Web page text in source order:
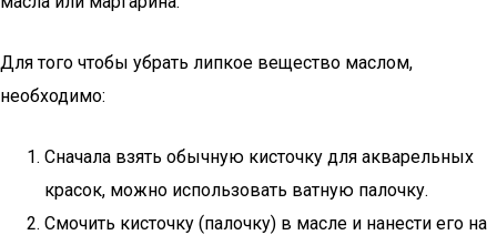
Для того чтобы убрать липкое вещество маслом,
необходимо:
Сначала взять обычную кисточку для акварельных
красок, можно использовать ватную палочку.
Смочить кисточку (палочку) в масле и нанести его на